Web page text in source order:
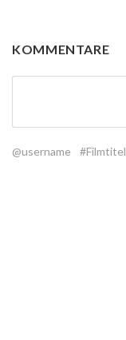
KOMMENTARE
@username #Filmtitel